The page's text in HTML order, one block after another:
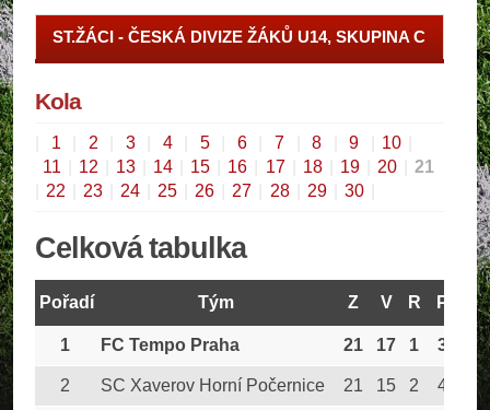
ST.ŽÁCI - ČESKÁ DIVIZE ŽÁKŮ U14, SKUPINA C
Kola
1 2 3 4 5 6 7 8 9 10
11
12 13 14 15 16 17 18 19 20
21
22 23 24 25 26 27 28 29 30
Celková tabulka
Pořadí Tým Z V R P
1 FC Tempo Praha 21 17 1 3
2 SC Xaverov Horní Počernice 21 15 2 4